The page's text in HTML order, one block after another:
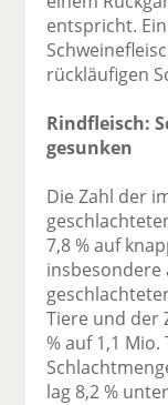
entspricht.
rückläufigen
Rindfleisch:
gesunken
Die Zahl der
7,8 % auf
insbesondere
Tiere und der
% auf 1,1
lag 8,2 %